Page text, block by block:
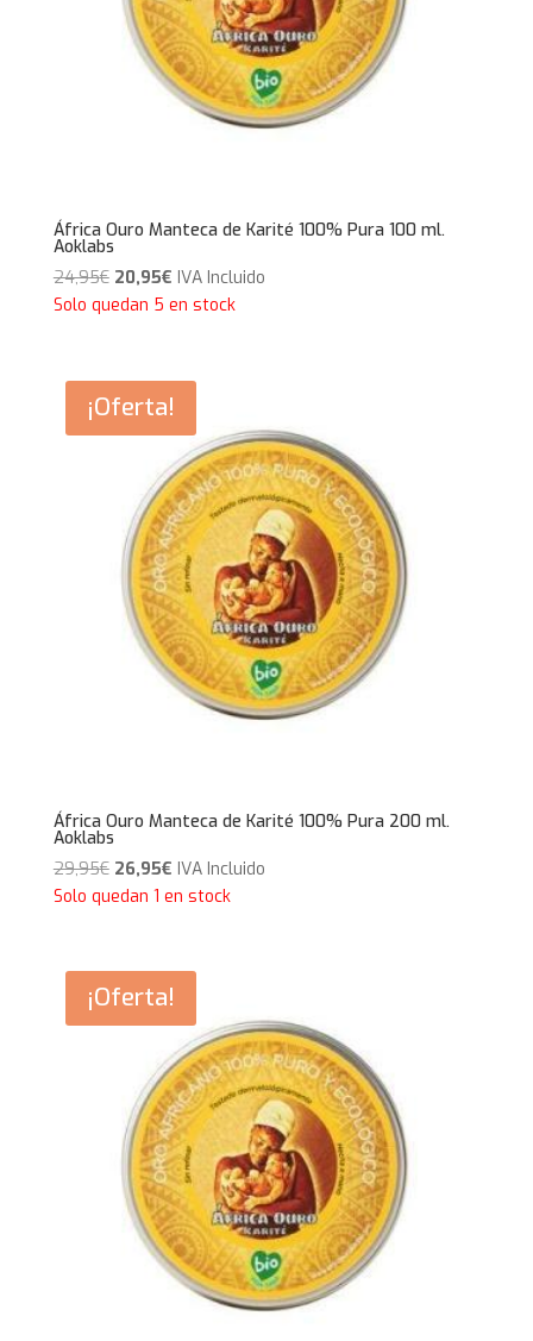
África Ouro Manteca de Karité 100% Pura 100 ml.
Aoklabs
24,95€ El
precio
24,95€.
20,95€El
precio
20,95€.
IVA Incluido
Solo quedan 5 en stock
¡Oferta!
África Ouro Manteca de Karité 100% Pura 200 ml.
Aoklabs
29,95€ El
precio
29,95€.
26,95€El
precio
26,95€.
IVA Incluido
Solo quedan 1 en stock
¡Oferta!